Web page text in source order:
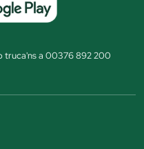
truca'ns a 00376 892 200